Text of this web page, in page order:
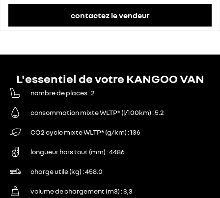
contactez le vendeur
L'essentiel de votre KANGOO VAN
nombre de places 2
consommation mixte WLTP* (l/100km) 5.2
CO2 cycle mixte WLTP* (g/km) 136
longueur hors tout (mm) 4486
charge utile (kg) 458.0
volume de chargement (m3) 3,3